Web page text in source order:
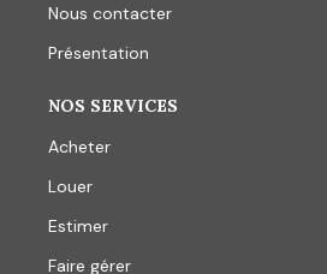
Nous contacter
Présentation
NOS SERVICES
Acheter
Louer
Estimer
Faire gérer